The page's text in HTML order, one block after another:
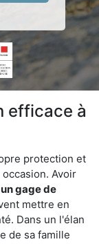
efficace à
protection et
Avoir
gage de
mettre en
Dans un l'élan
de sa famille